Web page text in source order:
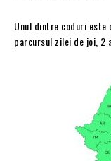
Unul dintre coduri
parcursul zilei de joi, 2